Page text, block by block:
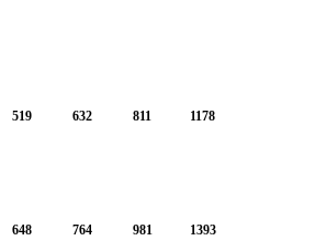
519 632 811 1178
648 764 981 1393